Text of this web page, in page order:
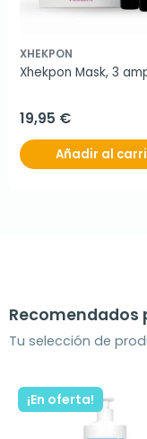
XHEKPON
Xhekpon Mask, 3
19,95 €
Añadir al
Recomendados
Tu selección de
¡En oferta!